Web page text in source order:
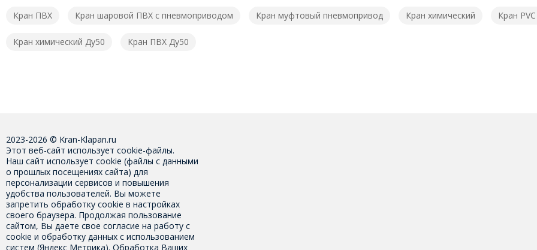
Кран ПВХ Кран шаровой ПВХ с пневмоприводом Кран муфтовый пневмопривод Кран химический Кран
Кран химический Ду50 Кран ПВХ Ду50
2023-2026 © Kran-Klapan.ru
Этот веб-сайт использует cookie-файлы.
Наш сайт использует cookie (файлы с данными
о прошлых посещениях сайта) для
персонализации сервисов и повышения
удобства пользователей. Вы можете
запретить обработку cookie в настройках
своего браузера. Продолжая пользование
сайтом, Вы даете свое согласие на работу с
cookie и обработку данных с использованием
систем (Яндекс Метрика). Обработка Ваших